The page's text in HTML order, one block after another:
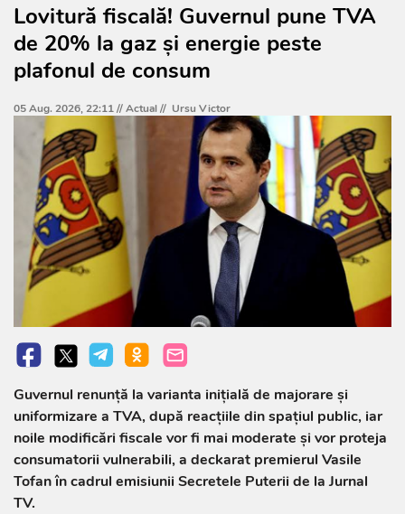
Lovitură fiscală! Guvernul pune TVA
de 20% la gaz și energie peste
plafonul de consum
05 Aug. 2026, 22:11 //Actual// Ursu Victor
Guvernul renunță la varianta inițială de majorare și
uniformizare a TVA, după reacțiile din spațiul public, iar
noile modificări fiscale vor fi mai moderate și vor proteja
consumatorii vulnerabili, a deckarat premierul Vasile
Tofan în cadrul emisiunii Secretele Puterii de la Jurnal
TV.